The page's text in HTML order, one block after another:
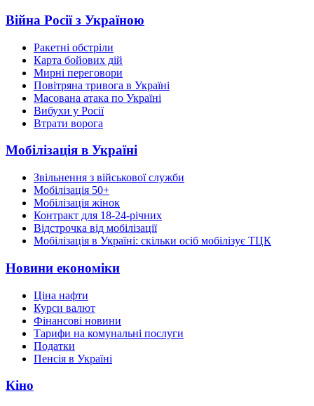
Війна Росії з Україною
Ракетні обстріли
Карта бойових дій
Мирні переговори
Повітряна тривога в Україні
Масована атака по Україні
Вибухи у Росії
Втрати ворога
Мобілізація в Україні
Звільнення з військової служби
Мобілізація 50+
Мобілізація жінок
Контракт для 18-24-річних
Відстрочка від мобілізації
Мобілізація в Україні: скільки осіб мобілізує ТЦК
Новини економіки
Ціна нафти
Курси валют
Фінансові новини
Тарифи на комунальні послуги
Податки
Пенсія в Україні
Кіно